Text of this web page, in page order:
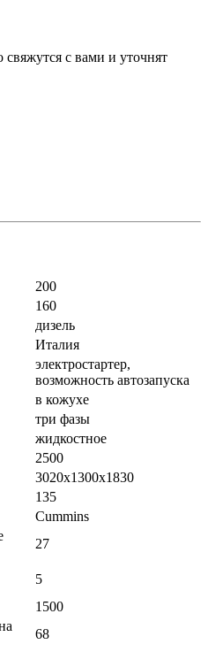
с вами и уточнят
200
160
дизель
Италия
электростартер,
возможность автозапуска
в кожухе
три фазы
жидкостное
2500
3020x1300x1830
135
Cummins
27
5
1500
68